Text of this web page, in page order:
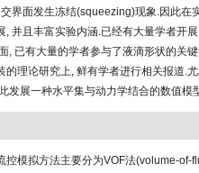
界面发生冻结(squeezing)现象.因此
, 并且丰富实验内涵.已经有大量学者开
, 已有大量的学者参与了液滴形状的关
的理论研究上, 鲜有学者进行相关报道.
发展一种水平集与动力学结合的数值
控模拟方法主要分为VOF法(volume-